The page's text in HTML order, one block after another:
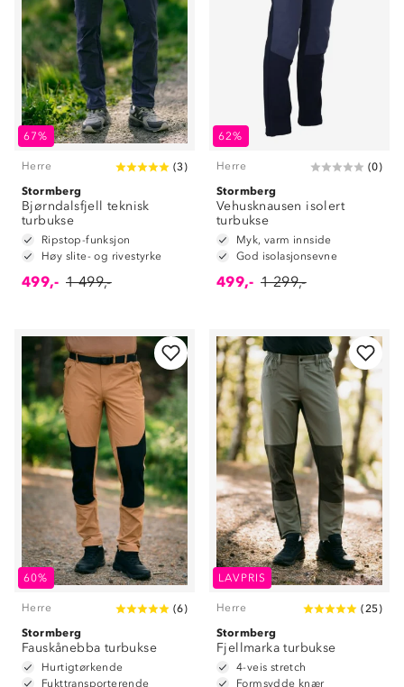
67%
Herre (3)
Stormberg
Bjørndalsfjell teknisk
turbukse
Ripstop-funksjon
Høy slite- og rivestyrke
499,- 1 499,-
62%
Herre (0)
Stormberg
Vehusknausen isolert
turbukse
Myk, varm innside
God isolasjonsevne
499,- 1 299,-
60%
Herre (6)
Stormberg
Fauskånebba turbukse
Hurtigtørkende
Fukttransporterende
LAVPRIS
Herre (25)
Stormberg
Fjellmarka turbukse
4-veis stretch
Formsydde knær